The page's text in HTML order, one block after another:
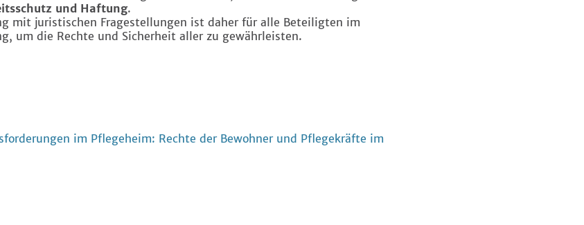
und Haftung.
mit juristischen Fragestellungen ist daher für alle Beteiligten im
um die Rechte und Sicherheit aller zu gewährleisten.
im Pflegeheim: Rechte der Bewohner und Pflegekräfte im